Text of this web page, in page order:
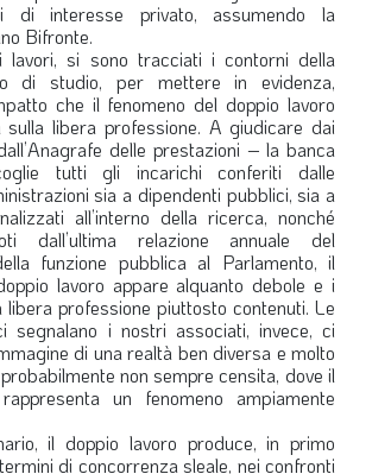
di interesse privato, assumendo la
Bifronte.
lavori, si sono tracciati i contorni della
di studio, per mettere in evidenza,
che il fenomeno del doppio lavoro
sulla libera professione. A giudicare dai
delle prestazioni – la banca
tutti gli incarichi conferiti dalle
sia a dipendenti pubblici, sia a
all’interno della ricerca, nonché
dall’ultima relazione annuale del
funzione pubblica al Parlamento, il
lavoro appare alquanto debole e i
libera professione piuttosto contenuti. Le
segnalano i nostri associati, invece, ci
di una realtà ben diversa e molto
non sempre censita, dove il
un fenomeno ampiamente
il doppio lavoro produce, in primo
di concorrenza sleale, nei confronti